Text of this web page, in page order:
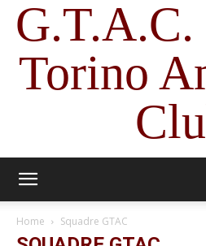
G.T.A.C.
Torino
Home Squadre GTAC